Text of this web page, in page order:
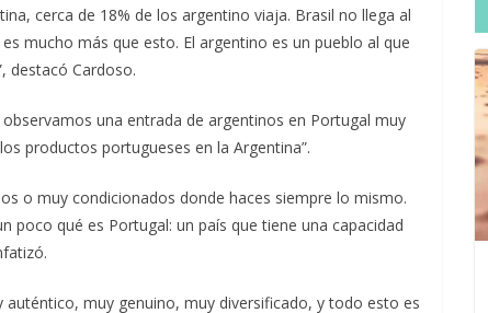
cerca de 18% de los argentino viaja. Brasil no llega al
mucho más que esto. El argentino es un pueblo al que
destacó Cardoso.
una entrada de argentinos en Portugal muy
productos portugueses en la Argentina”.
o muy condicionados donde haces siempre lo mismo.
poco qué es Portugal: un país que tiene una capacidad
muy genuino, muy diversificado, y todo esto es